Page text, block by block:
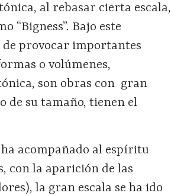
al rebasar cierta escala,
“Bigness”. Bajo este
provocar importantes
o volúmenes,
son obras con gran
de su tamaño, tienen el
acompañado al espíritu
con la aparición de las
la gran escala se ha ido